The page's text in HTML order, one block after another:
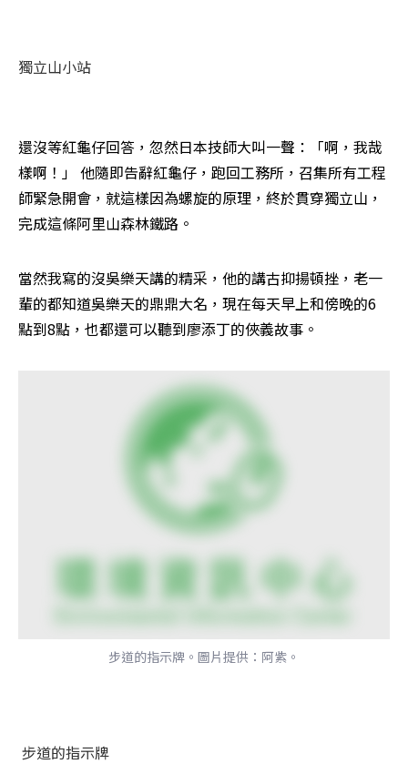
獨立山小站
還沒等紅龜仔回答，忽然日本技師大叫一聲：「啊，我哉
樣啊！」 他隨即告辭紅龜仔，跑回工務所，召集所有工程
師緊急開會，就這樣因為螺旋的原理，終於貫穿獨立山，
完成這條阿里山森林鐵路。
當然我寫的沒吳樂天講的精采，他的講古抑揚頓挫，老一
輩的都知道吳樂天的鼎鼎大名，現在每天早上和傍晚的6
點到8點，也都還可以聽到廖添丁的俠義故事。
步道的指示牌。圖片提供：阿紫。
步道的指示牌